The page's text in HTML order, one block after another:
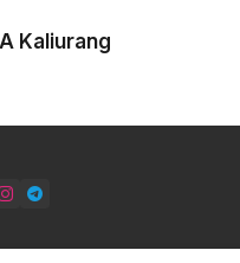
Kaliurang